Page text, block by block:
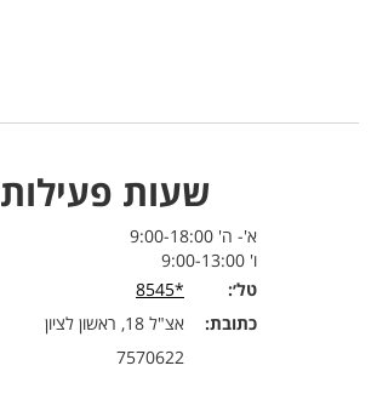
שעות פעילות
א'- ה' 9:00-18:00
ו' 9:00-13:00
טל׳:
*8545
כתובת:
אצ"ל 18, ראשון לציון
7570622